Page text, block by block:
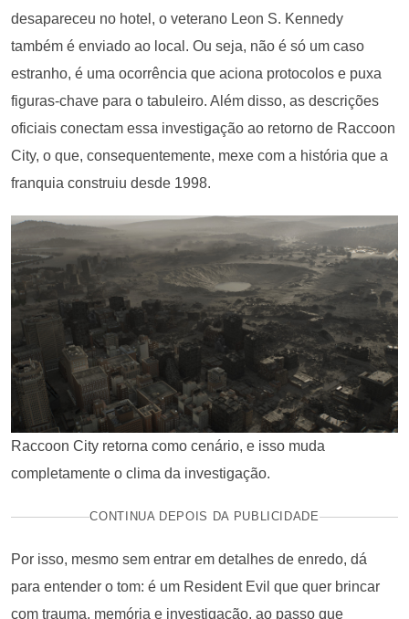
desapareceu no hotel, o veterano Leon S. Kennedy
também é enviado ao local. Ou seja, não é só um caso
estranho, é uma ocorrência que aciona protocolos e puxa
figuras-chave para o tabuleiro. Além disso, as descrições
oficiais conectam essa investigação ao retorno de Raccoon
City, o que, consequentemente, mexe com a história que a
franquia construiu desde 1998.
Raccoon City retorna como cenário, e isso muda
completamente o clima da investigação.
CONTINUA DEPOIS DA PUBLICIDADE
Por isso, mesmo sem entrar em detalhes de enredo, dá
para entender o tom: é um Resident Evil que quer brincar
com trauma, memória e investigação, ao passo que